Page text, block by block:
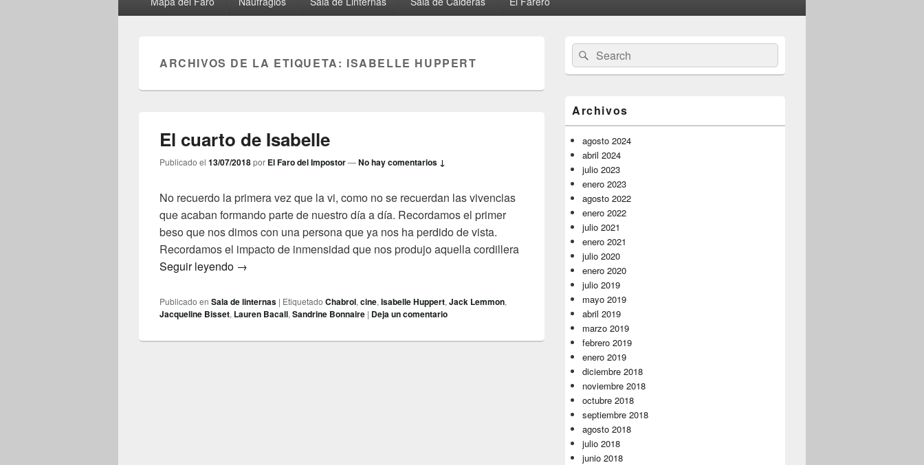
principal
ARCHIVOS DE LA ETIQUETA: ISABELLE HUPPERT
El cuarto de Isabelle
Publicado el 13/07/2018por El Faro del Impostor—No hay comentarios ↓
No recuerdo la primera vez que la vi, como no se recuerdan las vivencias
que acaban formando parte de nuestro día a día. Recordamos el primer
beso que nos dimos con una persona que ya nos ha perdido de vista.
Recordamos el impacto de inmensidad que nos produjo aquella cordillera
Seguir leyendo El cuarto de Isabelle
→
Publicado en Sala de linternas | Etiquetado Chabrol, cine, Isabelle Huppert, Jack Lemmon,
Jacqueline Bisset, Lauren Bacall, Sandrine Bonnaire | Deja un comentario
área
de
widget
lateral
primaria
Buscar
por:
Buscar
Archivos
agosto 2024
abril 2024
julio 2023
enero 2023
agosto 2022
enero 2022
julio 2021
enero 2021
julio 2020
enero 2020
julio 2019
mayo 2019
abril 2019
marzo 2019
febrero 2019
enero 2019
diciembre 2018
noviembre 2018
octubre 2018
septiembre 2018
agosto 2018
julio 2018
junio 2018